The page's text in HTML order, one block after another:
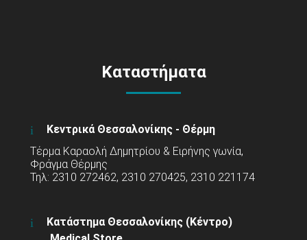
Καταστήματα
Κεντρικά Θεσσαλονίκης - Θέρμη
Τέρμα Καραολή Δημητρίου & Ειρήνης γωνία,
Φράγμα Θέρμης
Τηλ: 2310 272462, 2310 270425, 2310 221174
Κατάστημα Θεσσαλονίκης (Κέντρο)